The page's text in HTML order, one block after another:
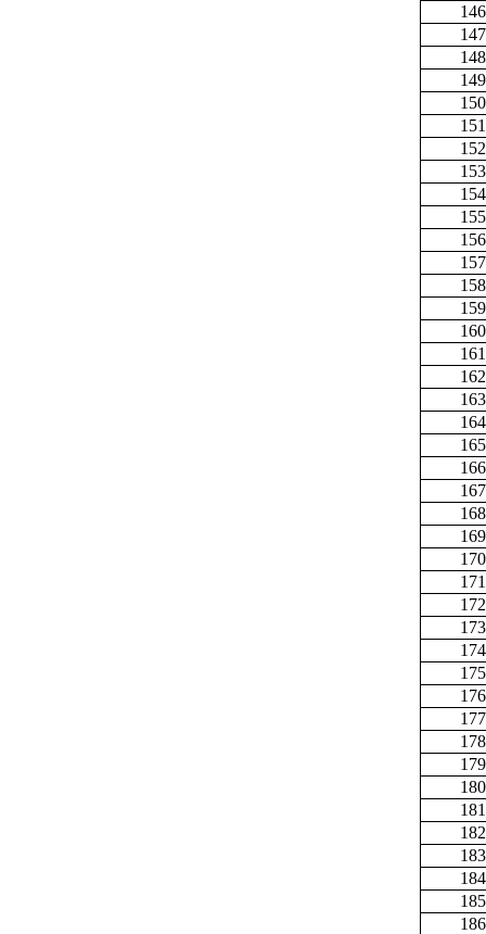
146
147
148
149
150
151
152
153
154
155
156
157
158
159
160
161
162
163
164
165
166
167
168
169
170
171
172
173
174
175
176
177
178
179
180
181
182
183
184
185
186